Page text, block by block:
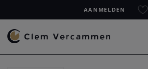
AANMELDEN